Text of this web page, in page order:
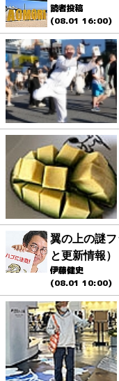
読者投稿
(08.01 16:00)
翼の上の謎
と更新情報）
伊藤健史
(08.01 10:00)